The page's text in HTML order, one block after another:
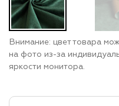
Внимание: цвет товара
на фото из-за
яркости монитора.